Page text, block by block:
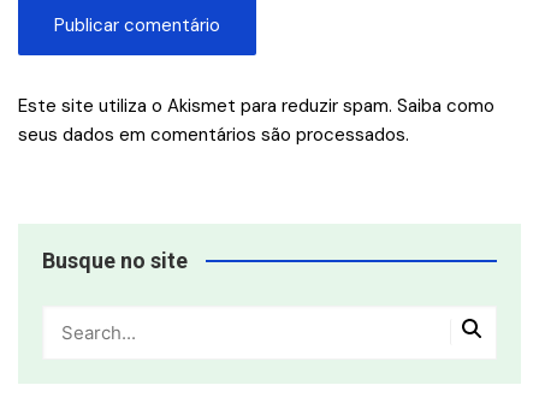
Este site utiliza o Akismet para reduzir spam. Saiba como
seus dados em comentários são processados.
Busque no site